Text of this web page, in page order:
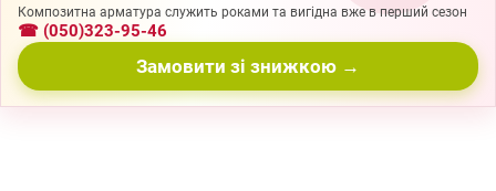
Композитна арматура служить роками та вигідна вже в перший сезон
☎ (050)323-95-46
Замовити зі знижкою →